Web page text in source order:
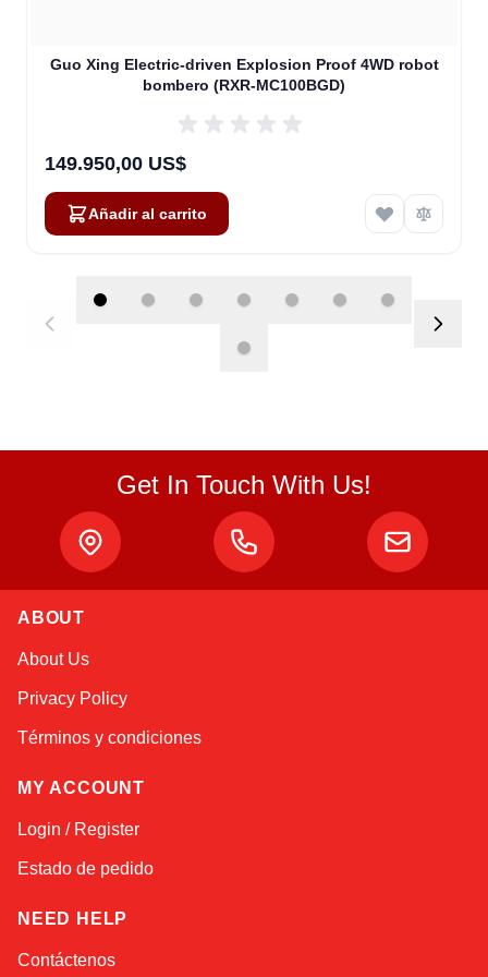
Guo Xing Electric-driven Explosion Proof 4WD robot
bombero (RXR-MC100BGD)
149.950,00 US$
Añadir al carrito
Get In Touch With Us!
ABOUT
About Us
Privacy Policy
Términos y condiciones
MY ACCOUNT
Login / Register
Estado de pedido
NEED HELP
Contáctenos